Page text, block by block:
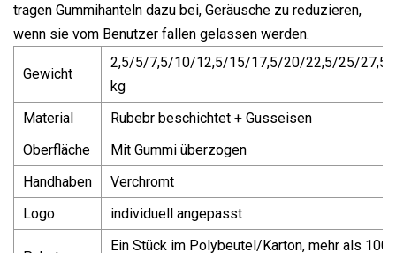
tragen Gummihanteln dazu bei, Geräusche zu reduzieren,
wenn sie vom Benutzer fallen gelassen werden.
Gewicht
2,5/5/7,5/10/12,5/15/17,5/20/22,5/25/
kg
Material
Rubebr beschichtet + Gusseisen
Oberfläche
Mit Gummi überzogen
Handhaben
Verchromt
Logo
individuell angepasst
Ein Stück im Polybeutel/Karton, mehr als